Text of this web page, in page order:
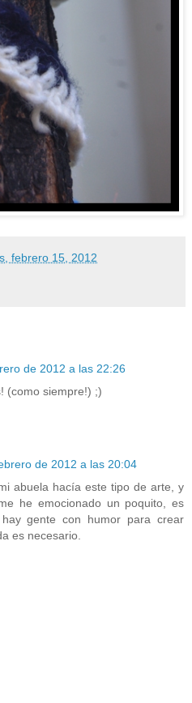
febrero 15, 2012
de 2012 a las 22:26
(como siempre!) ;)
de 2012 a las 20:04
abuela hacía este tipo de arte, y
he emocionado un poquito, es
gente con humor para crear
es necesario.